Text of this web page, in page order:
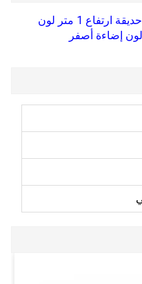
فانوس فومجالي كروي جي 300 حديقة ارتفاع 1 متر لون